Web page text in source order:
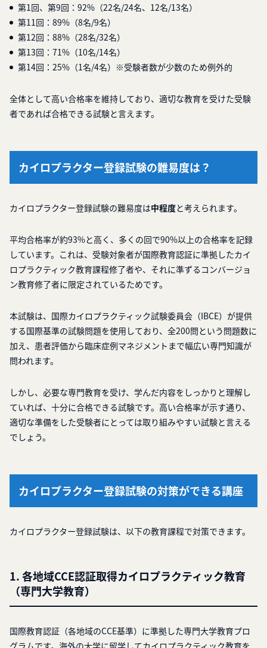
第1回、第9回：92%（22名/24名、12名/13名）
第11回：89%（8名/9名）
第12回：88%（28名/32名）
第13回：71%（10名/14名）
第14回：25%（1名/4名）※受験者数が少数のため例外的
全体として高い合格率を維持しており、適切な教育を受けた受験
者であれば合格できる試験と言えます。
カイロプラクター登録試験の難易度は？
カイロプラクター登録試験の難易度は中程度と考えられます。
平均合格率が約93%と高く、多くの回で90%以上の合格率を記録
しています。これは、受験対象者が国際教育認証に準拠したカイ
ロプラクティック教育課程修了者や、それに準ずるコンバージョ
ン教育修了者に限定されているためです。
本試験は、国際カイロプラクティック試験委員会（IBCE）が提供
する国際基準の試験問題を使用しており、全200問という問題数に
加え、患者評価から臨床症例マネジメントまで幅広い専門知識が
問われます。
しかし、必要な専門教育を受け、学んだ内容をしっかりと理解し
ていれば、十分に合格できる試験です。高い合格率が示す通り、
適切な準備をした受験者にとっては取り組みやすい試験と言える
でしょう。
カイロプラクター登録試験の対策ができる講座
カイロプラクター登録試験は、以下の教育課程で対策できます。
1. 各地域CCE認証取得カイロプラクティック教育
（専門大学教育）
国際教育認証（各地域のCCE基準）に準拠した専門大学教育プロ